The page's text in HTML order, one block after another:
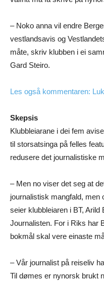
– Noko anna vil endre
vestlandsavis og
måte, skriv klubben i ei
Gard Steiro.
Les også kommentaren:
Skepsis
Klubbleiarane i dei fem
til storsatsinga på felles
redusere det journalistiske
– Men no viser det seg at
journalistisk mangfald, men
seier klubbleiaren i BT, Arild
Journalisten. For i Riks har
bokmål skal vere einaste
– Vår journalist på reiseliv
Til dømes er nynorsk brukt